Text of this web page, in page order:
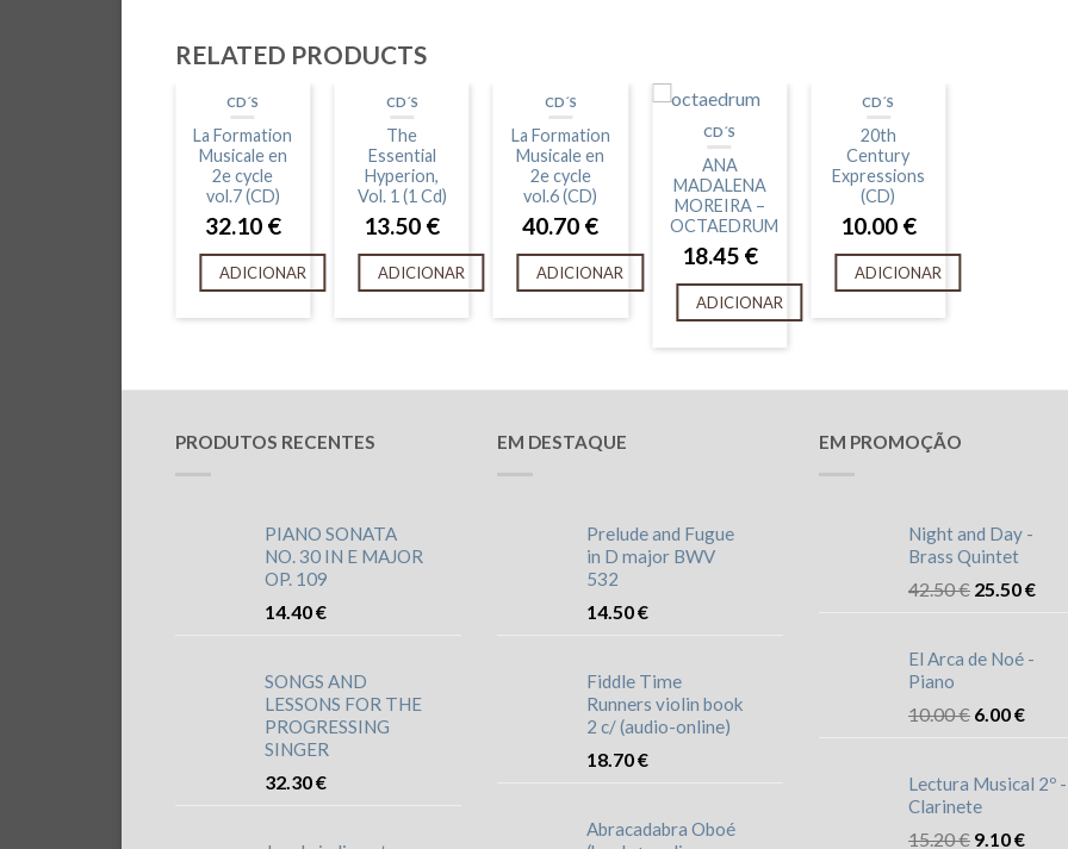
RELATED PRODUCTS
CD´S
La Formation
Musicale en
2e cycle
vol.7 (CD)
32.10 €
ADICIONAR
CD´S
The
Essential
Hyperion,
Vol. 1 (1 Cd)
13.50 €
ADICIONAR
CD´S
La Formation
Musicale en
2e cycle
vol.6 (CD)
40.70 €
ADICIONAR
CD´S
ANA
MADALENA
MOREIRA –
OCTAEDRUM
18.45 €
ADICIONAR
CD´S
20th
Century
Expressions
(CD)
10.00 €
ADICIONAR
PRODUTOS RECENTES
PIANO SONATA
NO. 30 IN E MAJOR
OP. 109
14.40€
SONGS AND
LESSONS FOR THE
PROGRESSING
SINGER
32.30€
EM DESTAQUE
Prelude and Fugue
in D major BWV
532
14.50€
Fiddle Time
Runners violin book
2 c/ (audio-online)
18.70€
Abracadabra Oboé
EM PROMOÇÃO
Night and Day -
Brass Quintet
42.50€ 25.50€
El Arca de Noé -
Piano
10.00€ 6.00€
Lectura Musical 2º -
Clarinete
15.20€ 9.10€